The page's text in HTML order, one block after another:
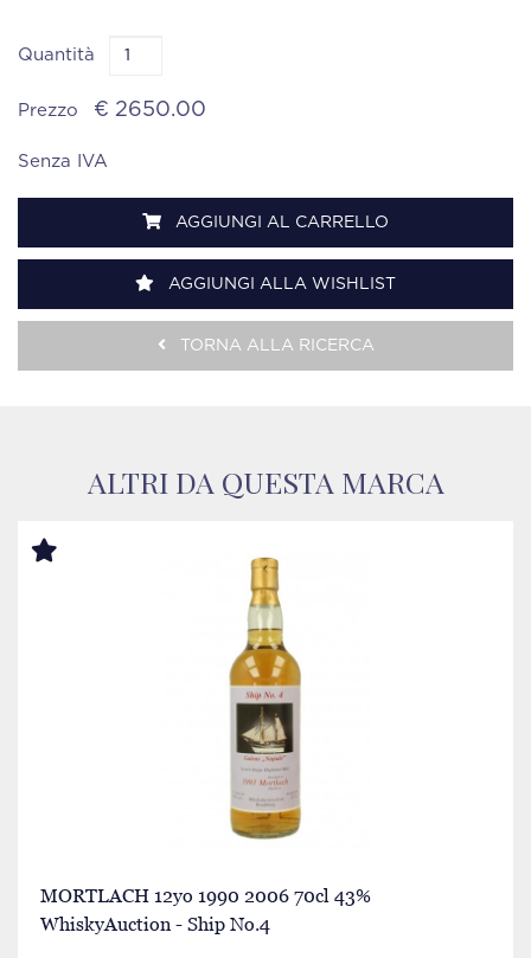
Quantità
Prezzo € 2650.00
Senza IVA
AGGIUNGI AL CARRELLO
AGGIUNGI ALLA WISHLIST
TORNA ALLA RICERCA
ALTRI DA QUESTA MARCA
MORTLACH 12yo 1990 2006 70cl 43%
WhiskyAuction - Ship No.4